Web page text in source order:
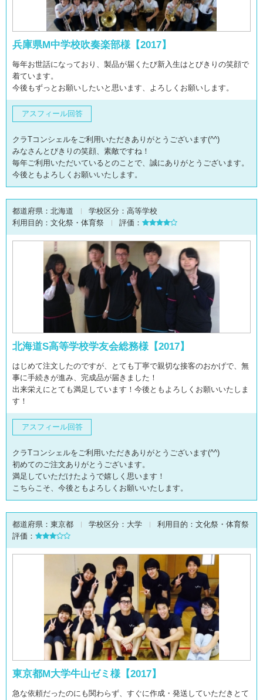
兵庫県M中学校吹奏楽部様【2017】
毎年お世話になっており、製品が届くたび新入生はとびきりの笑顔で
着ています。
今後もずっとお願いしたいと思います、よろしくお願いします。
アスフィール回答
クラTコンシェルをご利用いただきありがとうございます(^^)
みなさんとびきりの笑顔、素敵ですね！
毎年ご利用いただいているとのことで、誠にありがとうございます。
今後ともよろしくお願いいたします。
都道府県： 北海道 学校区分： 高等学校
利用目的： 文化祭・体育祭 評価：
北海道S高等学校学友会総務様【2017】
はじめて注文したのですが、とても丁寧で親切な接客のおかげで、無
事に手続きが進み、完成品が届きました！
出来栄えにとても満足しています！今後ともよろしくお願いいたしま
す！
アスフィール回答
クラTコンシェルをご利用いただきありがとうございます(^^)
初めてのご注文ありがとうございます。
満足していただけたようで嬉しく思います！
こちらこそ、今後ともよろしくお願いいたします。
都道府県： 東京都 学校区分： 大学 利用目的： 文化祭・体育祭
評価：
東京都M大学牛山ゼミ様【2017】
急な依頼だったのにも関わらず、すぐに作成・発送していただきとて